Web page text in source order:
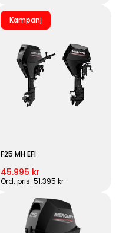
Kampanj
F25 MH EFI
45.995 kr
Ord. pris: 51.395 kr